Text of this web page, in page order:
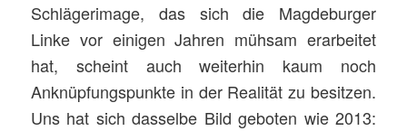
Schlägerimage, das sich die Magdeburger
Linke vor einigen Jahren mühsam erarbeitet
hat, scheint auch weiterhin kaum noch
Anknüpfungspunkte in der Realität zu besitzen.
Uns hat sich dasselbe Bild geboten wie 2013: